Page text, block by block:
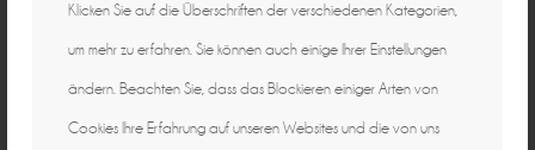
Klicken Sie auf die Überschriften der verschiedenen Kategorien,
um mehr zu erfahren. Sie können auch einige Ihrer Einstellungen
ändern. Beachten Sie, dass das Blockieren einiger Arten von
Cookies Ihre Erfahrung auf unseren Websites und die von uns